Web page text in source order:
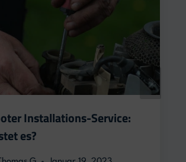
Installations-Service:
es?